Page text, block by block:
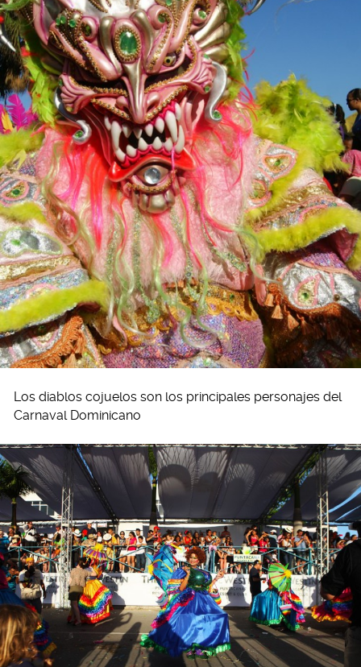
Los diablos cojuelos son los principales personajes del
Carnaval Dominicano